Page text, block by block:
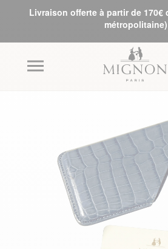
Livraison offerte à partir de 170€
métropolitaine)